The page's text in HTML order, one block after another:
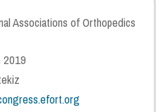
Associations of Orthopedics